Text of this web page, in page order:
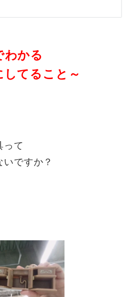
わかる
てること～
って
ですか？